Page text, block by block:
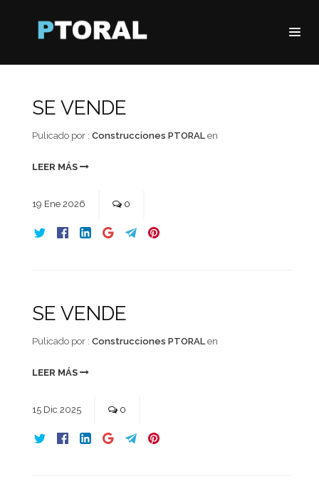
SE VENDE
Pulicado por : Construcciones PTORAL en
LEER MÁS
19 Ene 2026 0
SE VENDE
Pulicado por : Construcciones PTORAL en
LEER MÁS
15 Dic 2025 0